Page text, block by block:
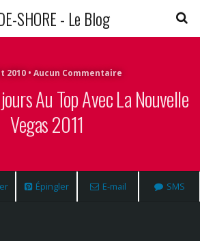
SHORE - Le Blog
2010 • Aucun Commentaire
Au Top Avec La Nouvelle
Vegas 2011
Épingler E-mail SMS